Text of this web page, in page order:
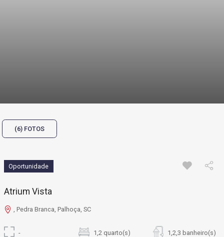
(6) FOTOS
Oportunidade
Atrium Vista
, Pedra Branca, Palhoça, SC
- 1,2 quarto(s) 1,2,3 banheiro(s)